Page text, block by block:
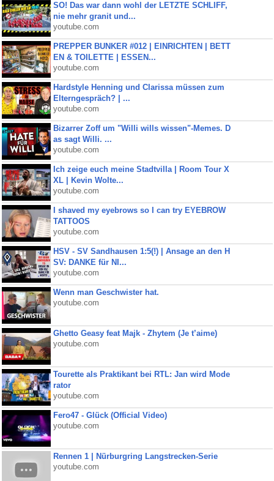
SO! Das war dann wohl der LETZTE SCHLIFF,
nie mehr granit und...
youtube.com
PREPPER BUNKER #012 | EINRICHTEN | BETT
EN & TOILETTE | ESSEN...
youtube.com
Hardstyle Henning und Clarissa müssen zum
Elterngespräch? | ...
youtube.com
Bizarrer Zoff um "Willi wills wissen"-Memes. D
as sagt Willi. ...
youtube.com
Ich zeige euch meine Stadtvilla | Room Tour X
XL | Kevin Wolte...
youtube.com
I shaved my eyebrows so I can try EYEBROW
TATTOOS
youtube.com
HSV - SV Sandhausen 1:5(!) | Ansage an den H
SV: DANKE für NI...
youtube.com
Wenn man Geschwister hat.
youtube.com
Ghetto Geasy feat Majk - Zhytem (Je t’aime)
youtube.com
Tourette als Praktikant bei RTL: Jan wird Mode
rator
youtube.com
Fero47 - Glück (Official Video)
youtube.com
Rennen 1 | Nürburgring Langstrecken-Serie
youtube.com